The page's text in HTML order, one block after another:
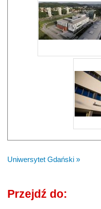
Uniwersytet Gdański »
Przejdź do: